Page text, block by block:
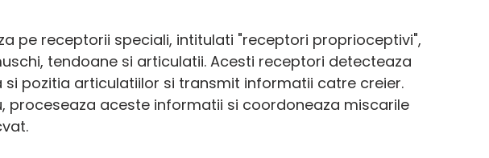
pe receptorii speciali, intitulati "receptori proprioceptivi",
tendoane si articulatii. Acesti receptori detecteaza
si pozitia articulatiilor si transmit informatii catre creier.
proceseaza aceste informatii si coordoneaza miscarile